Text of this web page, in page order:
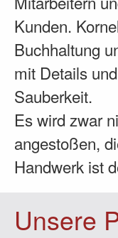
Kunden.
Buchhaltung
mit Details
Sauberkeit.
Es wird zwar
angestoßen,
Handwerk ist
Unsere